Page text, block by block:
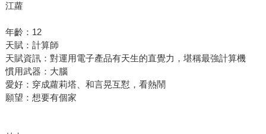
江蘿
年齡：12
天賦：計算師
天賦資訊：對運用電子產品有天生的直覺力，堪稱最強計算機
慣用武器：大腦
愛好：穿成蘿莉塔、和言晃互懟，看熱鬧
願望：想要有個家